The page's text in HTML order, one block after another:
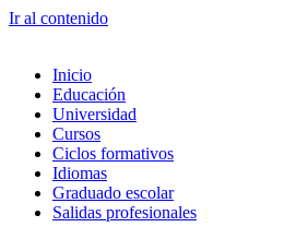
Ir al contenido
Inicio
Educación
Universidad
Cursos
Ciclos formativos
Idiomas
Graduado escolar
Salidas profesionales